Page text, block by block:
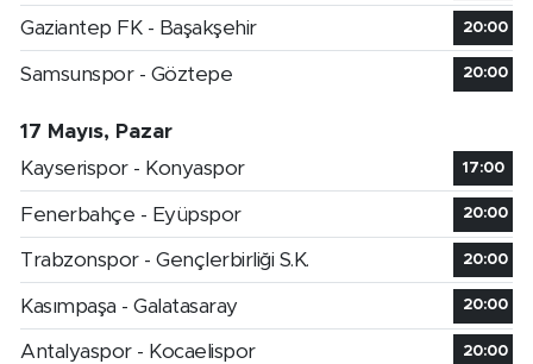
Gaziantep FK - Başakşehir 20:00
Samsunspor - Göztepe 20:00
17 Mayıs, Pazar
Kayserispor - Konyaspor
17:00
Fenerbahçe - Eyüpspor 20:00
Trabzonspor - Gençlerbirliği S.K. 20:00
Kasımpaşa - Galatasaray 20:00
Antalyaspor - Kocaelispor 20:00